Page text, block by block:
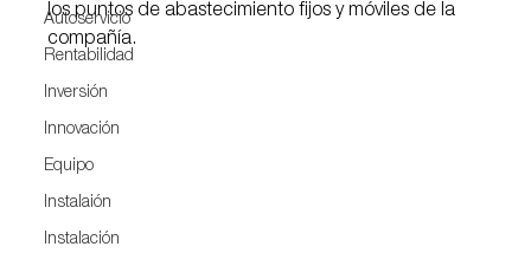
Autoservicio
Rentabilidad
Inversión
Innovación
Equipo
Instalaión
Instalación
los puntos de abastecimiento fijos y móviles de la
compañía.